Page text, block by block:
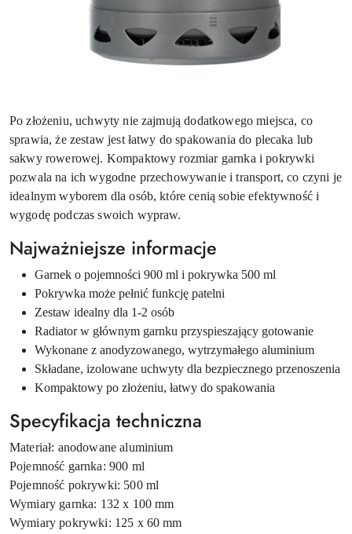
Po złożeniu, uchwyty nie zajmują dodatkowego miejsca, co
sprawia, że zestaw jest łatwy do spakowania do plecaka lub
sakwy rowerowej. Kompaktowy rozmiar garnka i pokrywki
pozwala na ich wygodne przechowywanie i transport, co czyni je
idealnym wyborem dla osób, które cenią sobie efektywność i
wygodę podczas swoich wypraw.
Najważniejsze informacje
Garnek o pojemności 900 ml i pokrywka 500 ml
Pokrywka może pełnić funkcję patelni
Zestaw idealny dla 1-2 osób
Radiator w głównym garnku przyspieszający gotowanie
Wykonane z anodyzowanego, wytrzymałego aluminium
Składane, izolowane uchwyty dla bezpiecznego przenoszenia
Kompaktowy po złożeniu, łatwy do spakowania
Specyfikacja techniczna
Materiał: anodowane aluminium
Pojemność garnka: 900 ml
Pojemność pokrywki: 500 ml
Wymiary garnka: 132 x 100 mm
Wymiary pokrywki: 125 x 60 mm